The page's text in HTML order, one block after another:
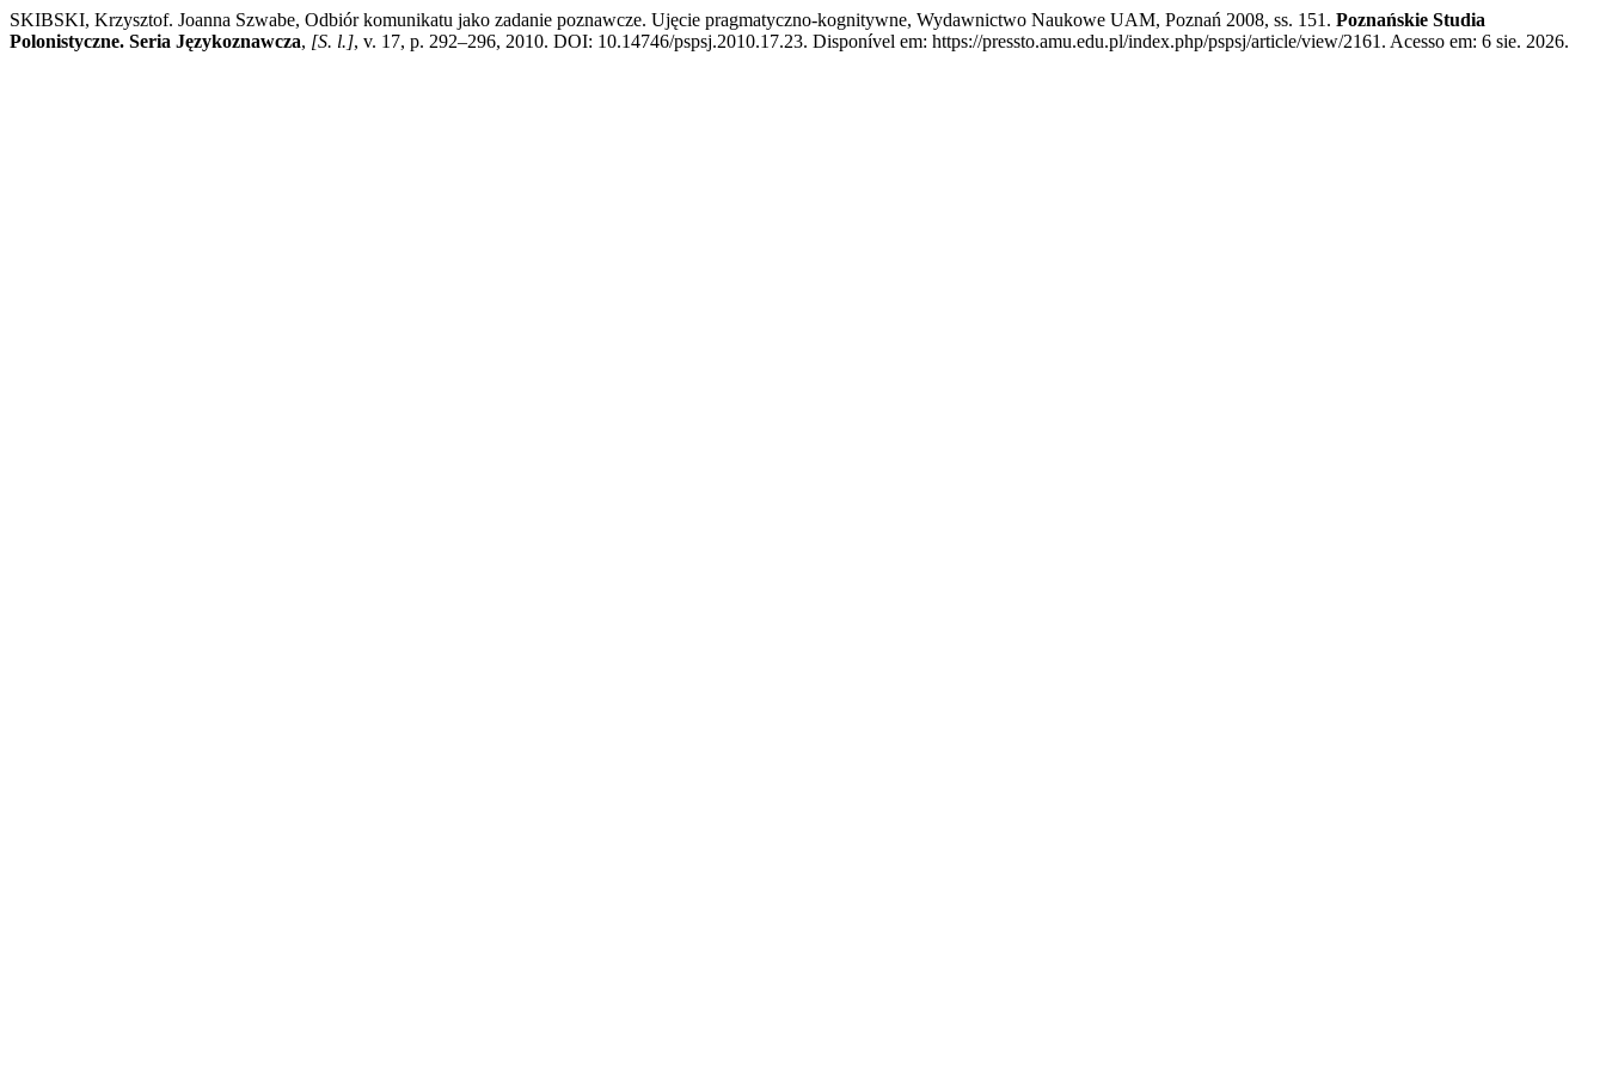
SKIBSKI, Krzysztof. Joanna Szwabe, Odbiór komunikatu jako zadanie poznawcze. Ujęcie pragmatyczno-kognitywne, Wydawnictwo Naukowe UAM, Poznań 2008, ss. 151. Poznańskie Studia
Polonistyczne. Seria Językoznawcza, [S. l.], v. 17, p. 292–296, 2010. DOI: 10.14746/pspsj.2010.17.23. Disponível em: https://pressto.amu.edu.pl/index.php/pspsj/article/view/2161. Acesso em: 6 sie. 2026.